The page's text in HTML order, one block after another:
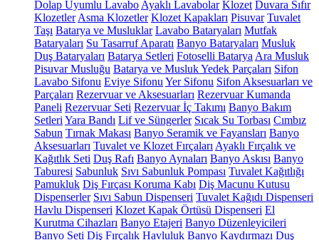
Dolap Uyumlu Lavabo Ayaklı Lavabolar Klozet Duvara Sıfır
Klozetler Asma Klozetler Klozet Kapakları Pisuvar Tuvalet
Taşı Batarya ve Musluklar Lavabo Bataryaları Mutfak
Bataryaları Su Tasarruf Aparatı Banyo Bataryaları Musluk
Duş Bataryaları Batarya Setleri Fotoselli Batarya Ara Musluk
Pisuvar Musluğu Batarya ve Musluk Yedek Parçaları Sifon
Lavabo Sifonu Eviye Sifonu Yer Sifonu Sifon Aksesuarları ve
Parçaları Rezervuar ve Aksesuarları Rezervuar Kumanda
Paneli Rezervuar Seti Rezervuar İç Takımı Banyo Bakım
Setleri Yara Bandı Lif ve Süngerler Sıcak Su Torbası Cımbız
Sabun Tırnak Makası Banyo Seramik ve Fayansları Banyo
Aksesuarları Tuvalet ve Klozet Fırçaları Ayaklı Fırçalık ve
Kağıtlık Seti Duş Rafı Banyo Aynaları Banyo Askısı Banyo
Taburesi Sabunluk Sıvı Sabunluk Pompası Tuvalet Kağıtlığı
Pamukluk Diş Fırçası Koruma Kabı Diş Macunu Kutusu
Dispenserler Sıvı Sabun Dispenseri Tuvalet Kağıdı Dispenseri
Havlu Dispenseri Klozet Kapak Örtüsü Dispenseri El
Kurutma Cihazları Banyo Etajeri Banyo Düzenleyicileri
Banyo Seti Diş Fırçalık Havluluk Banyo Kaydırmazı Duş